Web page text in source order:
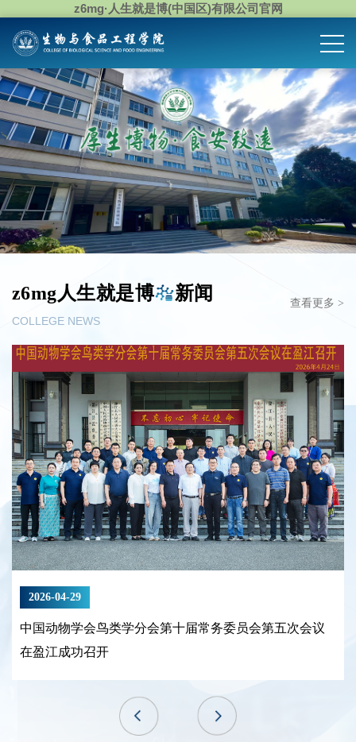
z6mg·人生就是博(中国区)有限公司官网
z6mg人生就是博 新闻
COLLEGE NEWS
查看更多 >
2026-04-29
中国动物学会鸟类学分会第十届常务委员会第五次会议
在盈江成功召开